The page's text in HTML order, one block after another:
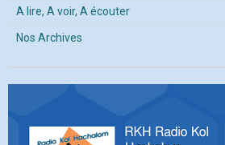
A lire, A voir, A écouter
Nos Archives